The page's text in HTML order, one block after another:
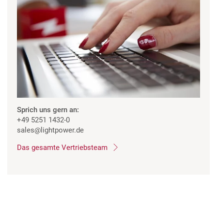
Sprich uns gern an:
+49 5251 1432-0
sales@lightpower.de
Das gesamte Vertriebsteam